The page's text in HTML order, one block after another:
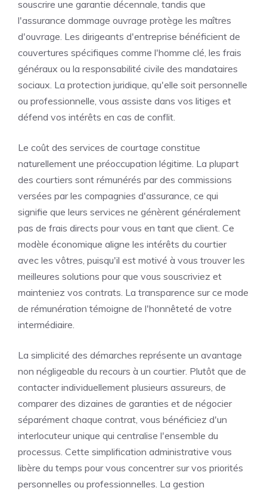
souscrire une garantie décennale, tandis que
l'assurance dommage ouvrage protège les maîtres
d'ouvrage. Les dirigeants d'entreprise bénéficient de
couvertures spécifiques comme l'homme clé, les frais
généraux ou la responsabilité civile des mandataires
sociaux. La protection juridique, qu'elle soit personnelle
ou professionnelle, vous assiste dans vos litiges et
défend vos intérêts en cas de conflit.
Le coût des services de courtage constitue
naturellement une préoccupation légitime. La plupart
des courtiers sont rémunérés par des commissions
versées par les compagnies d'assurance, ce qui
signifie que leurs services ne génèrent généralement
pas de frais directs pour vous en tant que client. Ce
modèle économique aligne les intérêts du courtier
avec les vôtres, puisqu'il est motivé à vous trouver les
meilleures solutions pour que vous souscriviez et
mainteniez vos contrats. La transparence sur ce mode
de rémunération témoigne de l'honnêteté de votre
intermédiaire.
La simplicité des démarches représente un avantage
non négligeable du recours à un courtier. Plutôt que de
contacter individuellement plusieurs assureurs, de
comparer des dizaines de garanties et de négocier
séparément chaque contrat, vous bénéficiez d'un
interlocuteur unique qui centralise l'ensemble du
processus. Cette simplification administrative vous
libère du temps pour vous concentrer sur vos priorités
personnelles ou professionnelles. La gestion